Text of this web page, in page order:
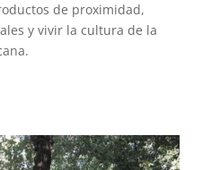
de proximidad,
y vivir la cultura de la